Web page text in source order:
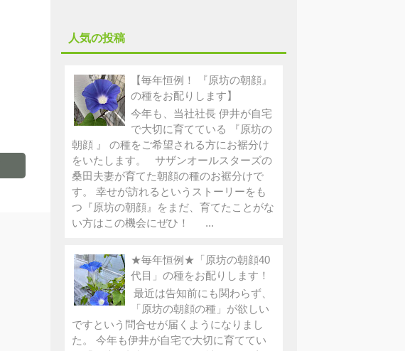
人気の投稿
【毎年恒例！ 『原坊の朝顔』
の種をお配りします】
今年も、当社社長 伊井が自宅
で大切に育てている 『原坊の
朝顔 』 の種をご希望される方にお裾分け
をいたします。 サザンオールスターズの
桑田夫妻が育てた朝顔の種のお裾分けで
す。 幸せが訪れるというストーリーをも
つ『原坊の朝顔』をまだ、育てたことがな
い方はこの機会にぜひ！ ...
★毎年恒例★「原坊の朝顔40
代目」の種をお配りします！
最近は告知前にも関わらず、
「原坊の朝顔の種」が欲しい
ですという問合せが届くようになりまし
た。 今年も伊井が自宅で大切に育ててい